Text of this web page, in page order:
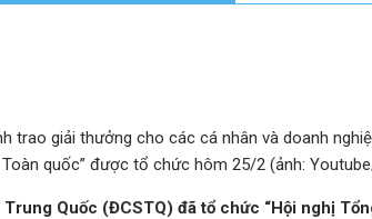
trao giải thưởng cho các cá nhân và doanh
quốc” được tổ chức hôm 25/2 (ảnh:
Quốc (ĐCSTQ) đã tổ chức “Hội nghị